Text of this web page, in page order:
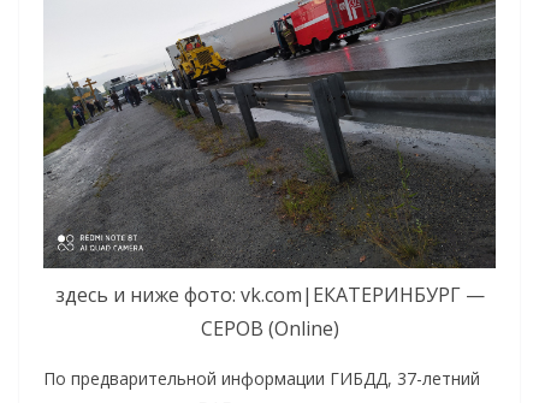
здесь и ниже фото: vk.com|ЕКАТЕРИНБУРГ —
СЕРОВ (Online)
По предварительной информации ГИБДД, 37-летний